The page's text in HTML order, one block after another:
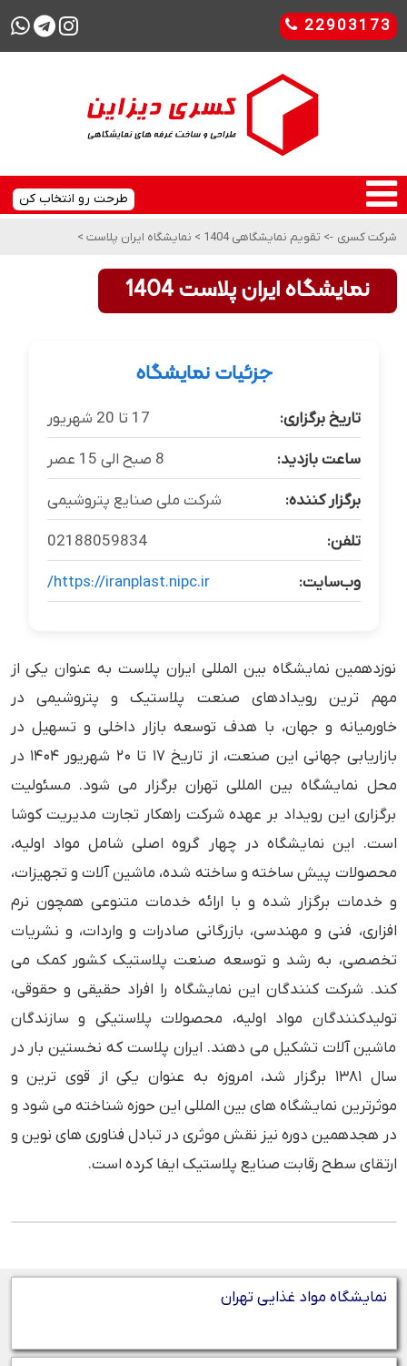
22903173
طرحت رو انتخاب کن
شرکت کسری -> تقویم نمایشگاهی 1404 > نمایشگاه ایران پلاست >
نمایشگاه ایران پلاست 1404
جزئیات نمایشگاه
تاریخ برگزاری:
ساعت بازدید:
برگزار کننده: ‏شرکت ملی صنایع پتروشیمی
تلفن: ‏02188059834
وب‌سایت: https://iranplast.nipc.ir/
نوزدهمین نمایشگاه بین المللی ایران پلاست به عنوان یکی از
مهم ترین رویدادهای صنعت پلاستیک و پتروشیمی در
خاورمیانه و جهان، با هدف توسعه بازار داخلی و تسهیل در
بازاریابی جهانی این صنعت، از تاریخ ۱۷ تا ۲۰ شهریور ۱۴۰۴ در
محل نمایشگاه بین المللی تهران برگزار می شود. مسئولیت
برگزاری این رویداد بر عهده شرکت راهکار تجارت مدیریت کوشا
است. این نمایشگاه در چهار گروه اصلی شامل مواد اولیه،
محصولات پیش ساخته و ساخته شده، ماشین آلات و تجهیزات،
و خدمات برگزار شده و با ارائه خدمات متنوعی همچون نرم
افزاری، فنی و مهندسی، بازرگانی صادرات و واردات، و نشریات
تخصصی، به رشد و توسعه صنعت پلاستیک کشور کمک می
کند. شرکت کنندگان این نمایشگاه را افراد حقیقی و حقوقی،
تولیدکنندگان مواد اولیه، محصولات پلاستیکی و سازندگان
ماشین آلات تشکیل می دهند. ایران پلاست که نخستین بار در
سال ۱۳۸۱ برگزار شد، امروزه به عنوان یکی از قوی ترین و
موثرترین نمایشگاه های بین المللی این حوزه شناخته می شود و
در هجدهمین دوره نیز نقش موثری در تبادل فناوری های نوین و
ارتقای سطح رقابت صنایع پلاستیک ایفا کرده است.
نمایشگاه مواد غذایی تهران